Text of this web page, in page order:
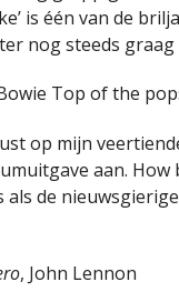
is één van de
nog steeds
Top of the
op mijn
aan.
de
, John Lennon